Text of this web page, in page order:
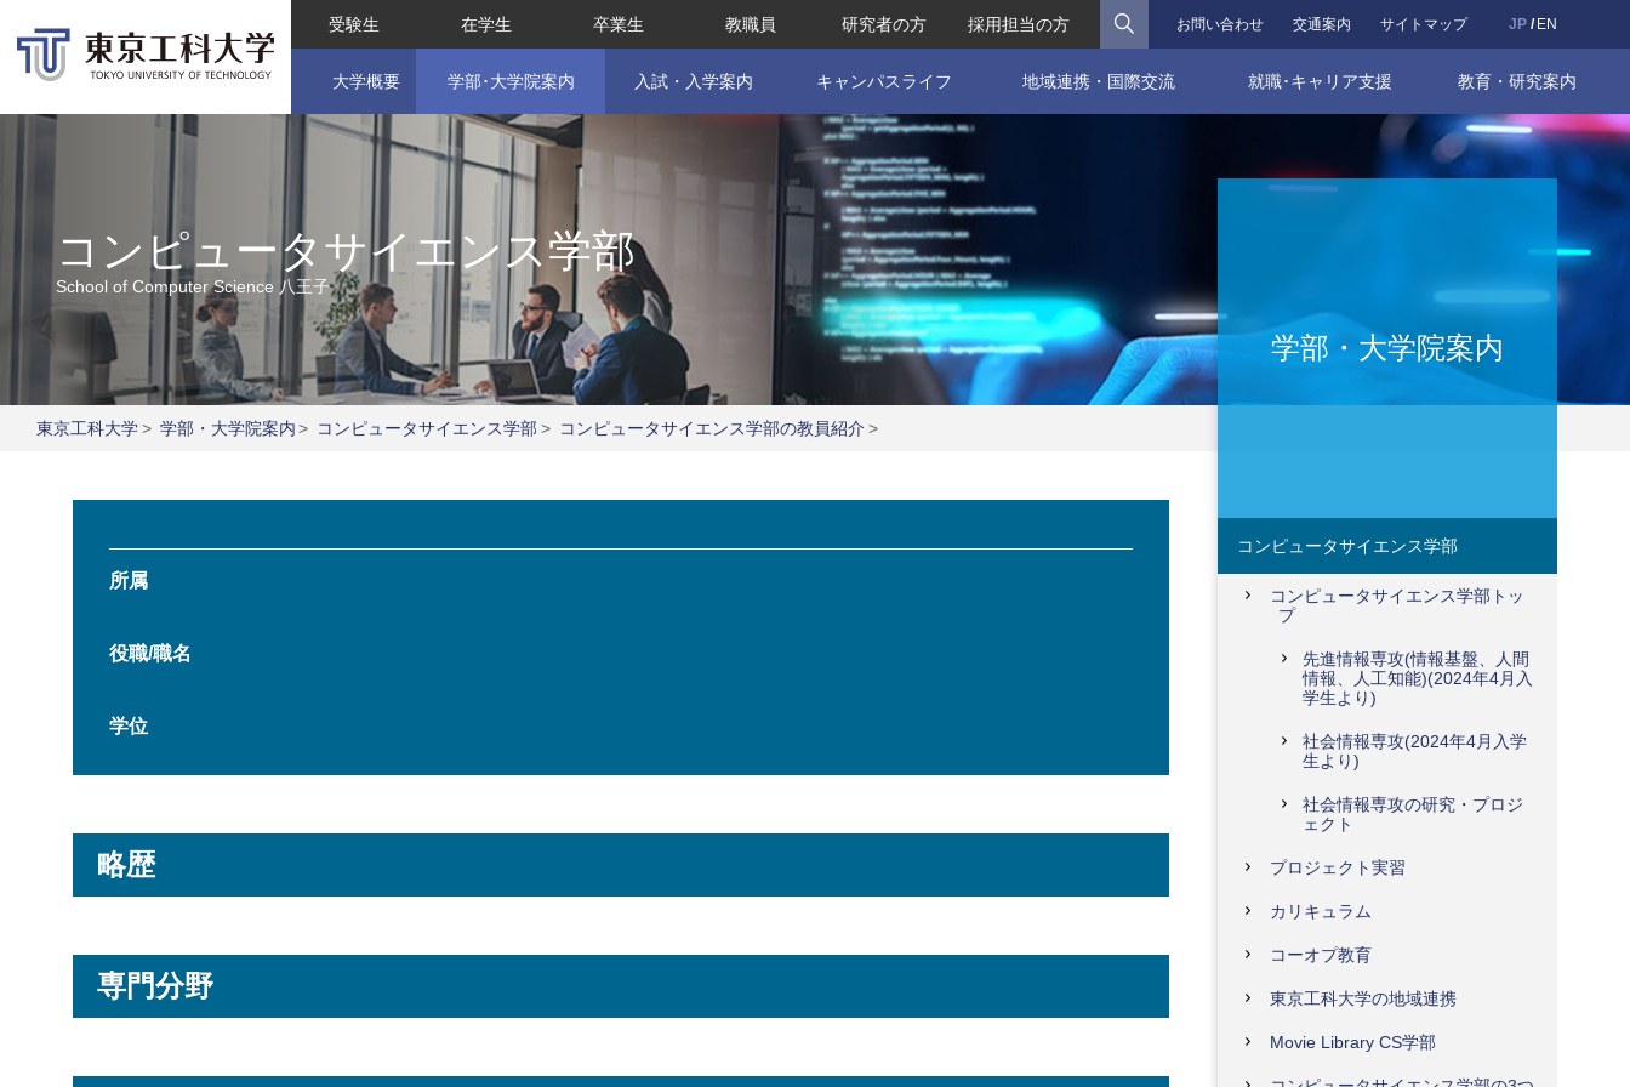
JP EN
お問い合わせ 交通案内 サイトマップ
受験生 在学生 卒業生 教職員 研究者の方 採用担当の方 検索
大学概要 学部･大学院案内 入試・入学案内 キャンパスライフ 地域連携・国際交流 就職･キャリア支援 教育・研究案内
コンピュータサイエンス学部
School of Computer Science 八王子
東京工科大学> 学部・大学院案内 > コンピュータサイエンス学部 > コンピュータサイエンス学部の教員紹介 >
所属
役職/職名
学位
略歴
専門分野
学部・大学院案内
コンピュータサイエンス学部
コンピュータサイエンス学部トッ
プ
先進情報専攻(情報基盤、人間
情報、人工知能)(2024年4月入
学生より)
社会情報専攻(2024年4月入学
生より)
社会情報専攻の研究・プロジ
ェクト
プロジェクト実習
カリキュラム
コーオプ教育
東京工科大学の地域連携
Movie Library CS学部